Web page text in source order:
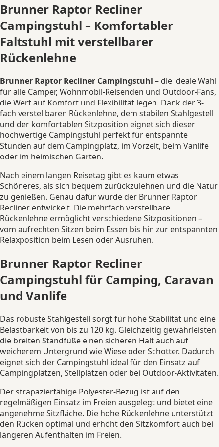
Brunner Raptor Recliner
Campingstuhl – Komfortabler
Faltstuhl mit verstellbarer
Rückenlehne
Brunner Raptor Recliner Campingstuhl – die ideale Wahl
für alle Camper, Wohnmobil-Reisenden und Outdoor-Fans,
die Wert auf Komfort und Flexibilität legen. Dank der 3-
fach verstellbaren Rückenlehne, dem stabilen Stahlgestell
und der komfortablen Sitzposition eignet sich dieser
hochwertige Campingstuhl perfekt für entspannte
Stunden auf dem Campingplatz, im Vorzelt, beim Vanlife
oder im heimischen Garten.
Nach einem langen Reisetag gibt es kaum etwas
Schöneres, als sich bequem zurückzulehnen und die Natur
zu genießen. Genau dafür wurde der Brunner Raptor
Recliner entwickelt. Die mehrfach verstellbare
Rückenlehne ermöglicht verschiedene Sitzpositionen –
vom aufrechten Sitzen beim Essen bis hin zur entspannten
Relaxposition beim Lesen oder Ausruhen.
Brunner Raptor Recliner
Campingstuhl für Camping, Caravan
und Vanlife
Das robuste Stahlgestell sorgt für hohe Stabilität und eine
Belastbarkeit von bis zu 120 kg. Gleichzeitig gewährleisten
die breiten Standfüße einen sicheren Halt auch auf
weicherem Untergrund wie Wiese oder Schotter. Dadurch
eignet sich der Campingstuhl ideal für den Einsatz auf
Campingplätzen, Stellplätzen oder bei Outdoor-Aktivitäten.
Der strapazierfähige Polyester-Bezug ist auf den
regelmäßigen Einsatz im Freien ausgelegt und bietet eine
angenehme Sitzfläche. Die hohe Rückenlehne unterstützt
den Rücken optimal und erhöht den Sitzkomfort auch bei
längeren Aufenthalten im Freien.